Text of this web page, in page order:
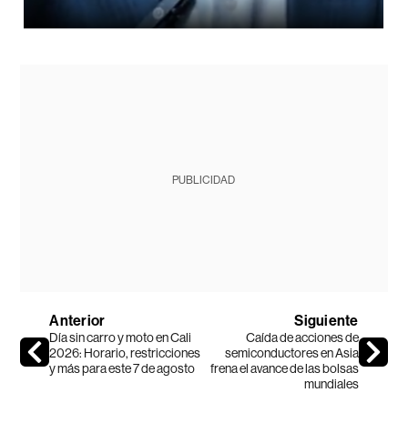
PUBLICIDAD
Anterior
Día sin carro y moto en Cali
2026: Horario, restricciones
y más para este 7 de agosto
Siguiente
Caída de acciones de
semiconductores en Asia
frena el avance de las bolsas
mundiales